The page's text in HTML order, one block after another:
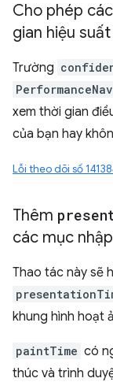
Cho phép
gian hiệu
Trường
xem thời gian
của bạn hay
Lỗi theo dõi số
Thêm
các mục
Thao tác này sẽ
khung hình hoạt
paintTime có
thúc và trình